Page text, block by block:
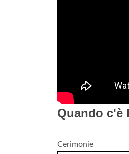
Quando c'è
Cerimonie